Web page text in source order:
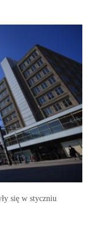
się w styczniu